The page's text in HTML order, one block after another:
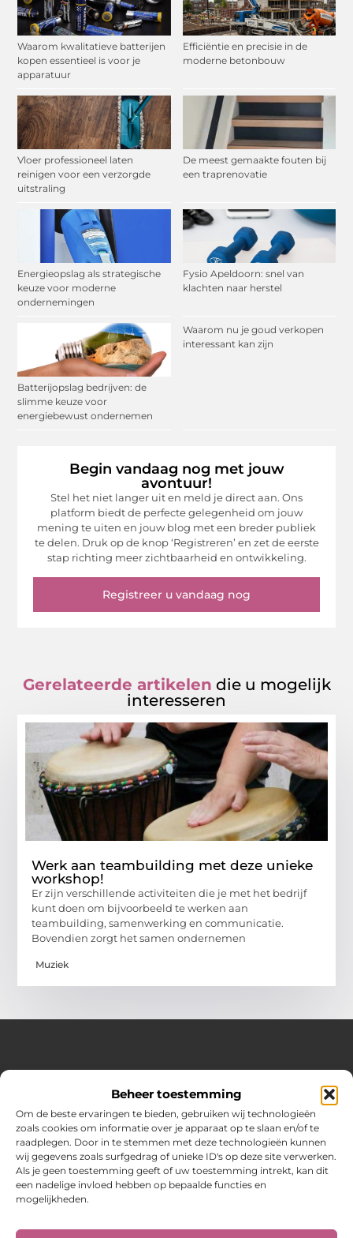
Beheer toestemming
Om de beste ervaringen te bieden, gebruiken wij technologieën
zoals cookies om informatie over je apparaat op te slaan en/of te
raadplegen. Door in te stemmen met deze technologieën kunnen
wij gegevens zoals surfgedrag of unieke ID's op deze site verwerken.
Als je geen toestemming geeft of uw toestemming intrekt, kan dit
een nadelige invloed hebben op bepaalde functies en
mogelijkheden.
Waarom kwalitatieve batterijen
kopen essentieel is voor je
apparatuur
Efficiëntie en precisie in de
moderne betonbouw
Vloer professioneel laten
reinigen voor een verzorgde
uitstraling
De meest gemaakte fouten bij
een traprenovatie
Energieopslag als strategische
keuze voor moderne
ondernemingen
Fysio Apeldoorn: snel van
klachten naar herstel
Batterijopslag bedrijven: de
slimme keuze voor
energiebewust ondernemen
Waarom nu je goud verkopen
interessant kan zijn
Begin vandaag nog met jouw
avontuur!
Stel het niet langer uit en meld je direct aan. Ons
platform biedt de perfecte gelegenheid om jouw
mening te uiten en jouw blog met een breder publiek
te delen. Druk op de knop ‘Registreren’ en zet de eerste
stap richting meer zichtbaarheid en ontwikkeling.
Registreer u vandaag nog
Gerelateerde artikelen die u mogelijk
interesseren
Werk aan teambuilding met deze unieke
workshop!
Er zijn verschillende activiteiten die je met het bedrijf
kunt doen om bijvoorbeeld te werken aan
teambuilding, samenwerking en communicatie.
Bovendien zorgt het samen ondernemen
Muziek
Jouw bron voor inspiratie en praktische tips voor het
Verken een gevarieerde selectie blogs en artikelen boordevol
handige adviezen en verrassende inzichten om elke dag
optimaal te benutten.
Bericht categorie